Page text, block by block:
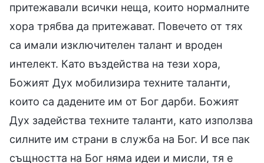
притежавали всички неща, които нормалните
хора трябва да притежават. Повечето от тях
са имали изключителен талант и вроден
интелект. Като въздейства на тези хора,
Божият Дух мобилизира техните таланти,
които са дадените им от Бог дарби. Божият
Дух задейства техните таланти, като използва
силните им страни в служба на Бог. И все пак
същността на Бог няма идеи и мисли, тя е